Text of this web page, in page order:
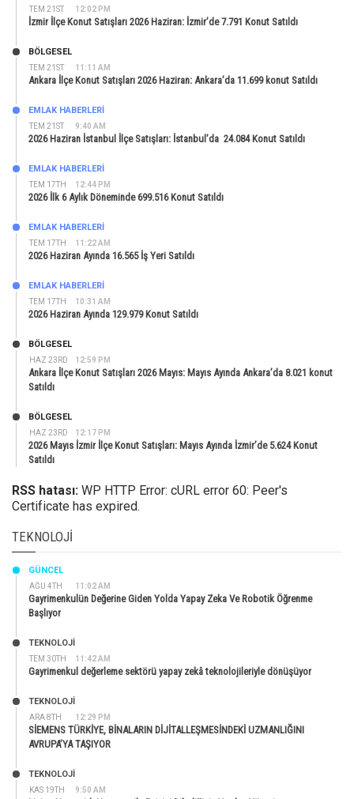
TEM 21ST 12:02 PM
İzmir İlçe Konut Satışları 2026 Haziran: İzmir’de 7.791 Konut Satıldı
TEM 21ST 11:11 AM
BÖLGESEL
Ankara İlçe Konut Satışları 2026 Haziran: Ankara’da 11.699 konut Satıldı
TEM 21ST 9:40 AM
EMLAK HABERLERI
2026 Haziran İstanbul İlçe Satışları: İstanbul’da 24.084 Konut Satıldı
TEM 17TH 12:44 PM
EMLAK HABERLERI
2026 İlk 6 Aylık Döneminde 699.516 Konut Satıldı
TEM 17TH 11:22 AM
EMLAK HABERLERI
2026 Haziran Ayında 16.565 İş Yeri Satıldı
TEM 17TH 10:31 AM
EMLAK HABERLERI
2026 Haziran Ayında 129.979 Konut Satıldı
HAZ 23RD 12:59 PM
BÖLGESEL
Ankara İlçe Konut Satışları 2026 Mayıs: Mayıs Ayında Ankara’da 8.021 konut
Satıldı
HAZ 23RD 12:17 PM
BÖLGESEL
2026 Mayıs İzmir İlçe Konut Satışları: Mayıs Ayında İzmir’de 5.624 Konut
Satıldı
RSS hatası: WP HTTP Error: cURL error 60: Peer's
Certificate has expired.
TEKNOLOJI
AĞU 4TH 11:02 AM
GÜNCEL
Gayrimenkulün Değerine Giden Yolda Yapay Zeka Ve Robotik Öğrenme
Başlıyor
TEM 30TH 11:42 AM
TEKNOLOJİ
Gayrimenkul değerleme sektörü yapay zekâ teknolojileriyle dönüşüyor
ARA 8TH 12:29 PM
TEKNOLOJİ
SİEMENS TÜRKİYE, BİNALARIN DİJİTALLEŞMESİNDEKİ UZMANLIĞINI
AVRUPA’YA TAŞIYOR
KAS 19TH 9:50 AM
TEKNOLOJİ